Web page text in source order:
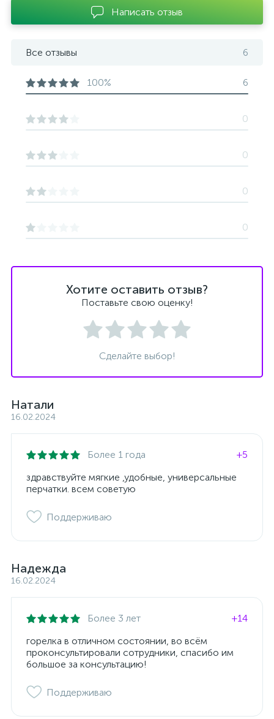
Хотите оставить отзыв?
Поставьте свою оценку!
Сделайте выбор!
Натали
16.02.2024
Более 1 года
+5
здравствуйте мягкие ,удобные, универсальные
перчатки. всем советую
Поддерживаю
Надежда
16.02.2024
Более 3 лет
+14
горелка в отличном состоянии, во всём
проконсультировали сотрудники, спасибо им
большое за консультацию!
Поддерживаю
Написать отзыв
Все отзывы 6
100% 6
0
0
0
0